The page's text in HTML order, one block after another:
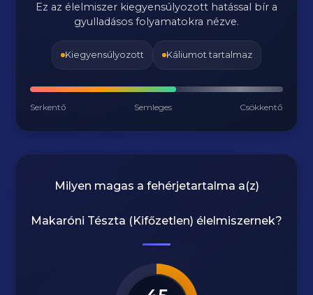
Ez az élelmiszer kiegyensúlyozott hatással bír a
gyulladásos folyamatokra nézve.
Kiegyensúlyozott Káliumot tartalmaz
Serkentő Semleges Csökkentő
Milyen magas a fehérjetartalma a(z)
Makaróni Tészta (Kifőzetlen) élelmiszernek?